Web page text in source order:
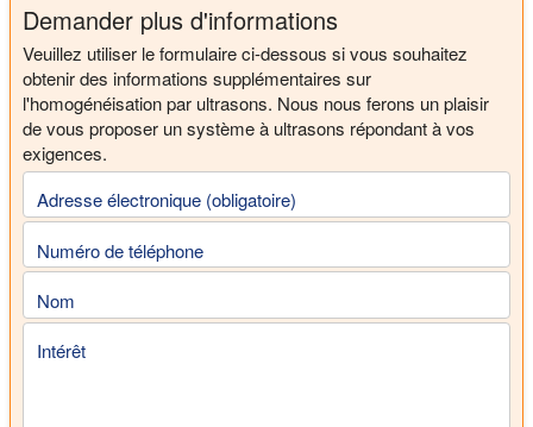
Demander plus d'informations
Veuillez utiliser le formulaire ci-dessous si vous souhaitez
obtenir des informations supplémentaires sur
l'homogénéisation par ultrasons. Nous nous ferons un plaisir
de vous proposer un système à ultrasons répondant à vos
exigences.
Adresse électronique (obligatoire)
Numéro de téléphone
Nom
Intérêt